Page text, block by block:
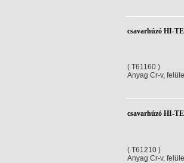
csavarhúzó HI-
( T61160 )
Anyag Cr-v,
csavarhúzó HI-
( T61210 )
Anyag Cr-v,